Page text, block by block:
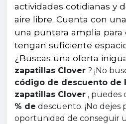
actividades cotidianas y
aire libre. Cuenta con
una puntera amplia para
tengan suficiente
zapatillas Clover
código de descuento de
zapatillas Clover , puedes
% de descuento. ¡No dejes
oportunidad de conseguir